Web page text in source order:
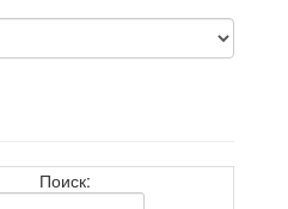
Поиск: